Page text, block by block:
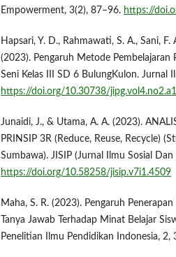
Empowerment, 3(2), 87–96. https://
Hapsari, Y. D., Rahmawati, S. A., Sani, F.
(2023). Pengaruh Metode Pembelajaran
Seni Kelas III SD 6 BulungKulon. Jurnal
https://doi.org/10.30738/
Junaidi, J., & Utama, A. A. (2023).
PRINSIP 3R (Reduce, Reuse, Recycle)
Sumbawa). JISIP (Jurnal Ilmu Sosial
https://doi.org/10.58258/jisip.v7i1.4509
Maha, S. R. (2023). Pengaruh
Tanya Jawab Terhadap Minat Belajar
Penelitian Ilmu Pendidikan Indonesia, 2,